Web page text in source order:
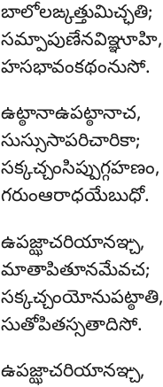
బాలోలఙ్కత్తుమిచ్ఛతి;
సమ్పాపుణేనవిఞ్ఞూహి,
హసభావంకథంనుసో.
ఉట్ఠానాఉపట్ఠానాచ,
సుస్సుసాపరిచారికా;
సక్కచ్చంసిప్పుగ్గహణం,
గరుంఆరాధయేబుధో.
ఉపజ్ఝాచరియానఞ్చ,
మాతాపితూనమేవచ;
సక్కచ్చంయోనుపట్ఠాతి,
సుతోపితస్సతాదిసో.
ఉపజ్ఝాచరియానఞ్చ,